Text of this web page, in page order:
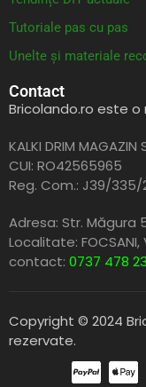
Tutoriale pas cu pas
Unelte și materiale
Contact
Bricolando.ro este
KALKI DRIM MAGAZIN
CUI: RO42565965
Reg. Com.: J39/335/
Adresa: Str. Măgura
Localitate: FOCSANI,
contact: 0737 478
Copyright © 2024
rezervate.